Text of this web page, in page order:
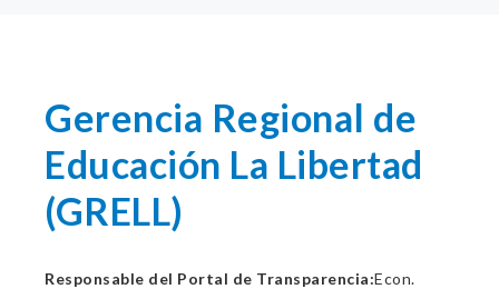
Gerencia Regional de
Educación La Libertad
(GRELL)
Responsable del Portal de Transparencia:Econ.